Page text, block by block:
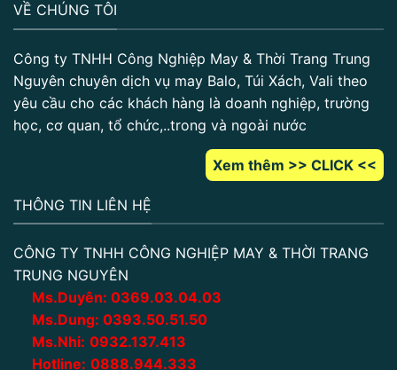
VỀ CHÚNG TÔI
Công ty TNHH Công Nghiệp May & Thời Trang Trung
Nguyên chuyên dịch vụ may Balo, Túi Xách, Vali theo
yêu cầu cho các khách hàng là doanh nghiệp, trường
học, cơ quan, tổ chức,..trong và ngoài nước
Xem thêm >> CLICK <<
THÔNG TIN LIÊN HỆ
CÔNG TY TNHH CÔNG NGHIỆP MAY & THỜI TRANG
TRUNG NGUYÊN
Ms.Duyên: 0369.03.04.03
Ms.Dung: 0393.50.51.50
Ms.Nhi: 0932.137.413
Hotline: 0888.944.333